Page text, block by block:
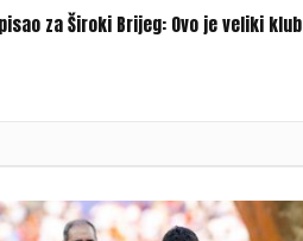
za Široki Brijeg: Ovo je veliki klub